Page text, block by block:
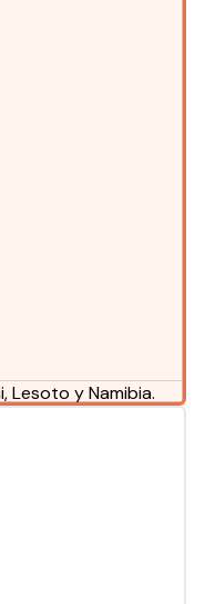
Lesoto y Namibia.